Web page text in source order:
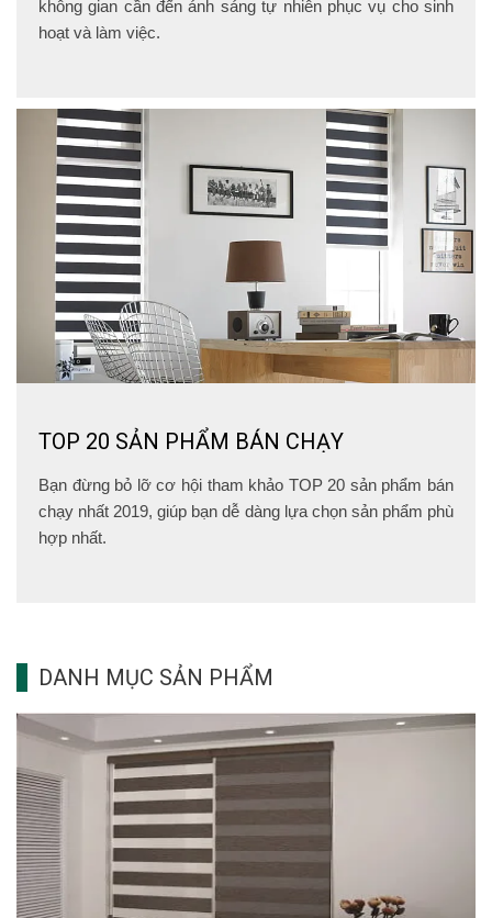
không gian cần đến ánh sáng tự nhiên phục vụ cho sinh
hoạt và làm việc.
TOP 20 SẢN PHẨM BÁN CHẠY
Bạn đừng bỏ lỡ cơ hội tham khảo TOP 20 sản phẩm bán
chạy nhất 2019, giúp bạn dễ dàng lựa chọn sản phẩm phù
hợp nhất.
DANH MỤC SẢN PHẨM